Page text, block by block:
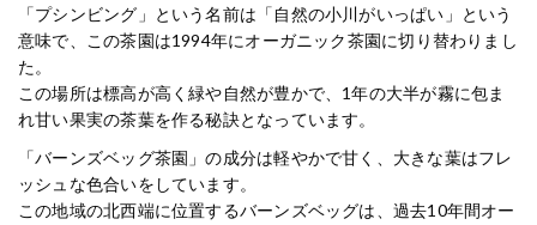
「プシンビング」という名前は「自然の小川がいっぱい」という
意味で、この茶園は1994年にオーガニック茶園に切り替わりまし
た。
この場所は標高が高く緑や自然が豊かで、1年の大半が霧に包ま
れ甘い果実の茶葉を作る秘訣となっています。
「バーンズベッグ茶園」の成分は軽やかで甘く、大きな葉はフレ
ッシュな色合いをしています。
この地域の北西端に位置するバーンズベッグは、過去10年間オー